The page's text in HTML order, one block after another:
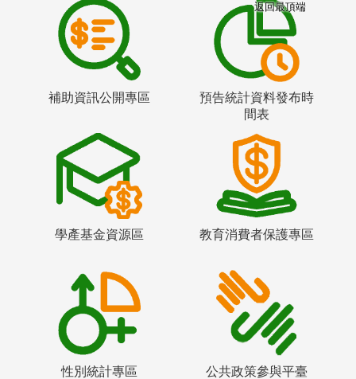
補助資訊公開專區
預告統計資料發布時
間表
學產基金資源區 教育消費者保護專區
性別統計專區 公共政策參與平臺
返回最頂端